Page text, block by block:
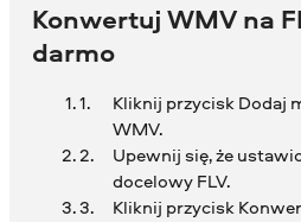
Konwertuj WMV na
darmo
Kliknij przycisk Dodaj
WMV.
Upewnij się, że
docelowy FLV.
Kliknij przycisk